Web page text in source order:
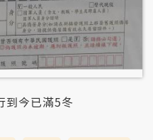
到今已滿5冬